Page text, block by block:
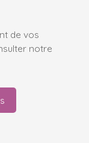
de vos
notre